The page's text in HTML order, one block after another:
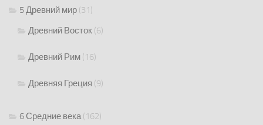
5 Древний мир (31)
Древний Восток (6)
Древний Рим (16)
Древняя Греция (9)
6 Средние века(162)